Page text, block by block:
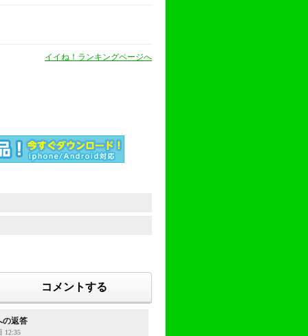
イイね！ランキングページへ
コメントする
の返答
12:35